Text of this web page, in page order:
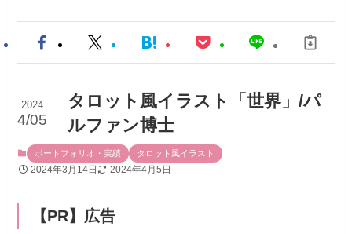
タロット風イラスト「世界」/パ
ルファン博士
2024
4/05
ポートフォリオ・実績 タロット風イラスト
2024年3月14日 2024年4月5日
【PR】広告